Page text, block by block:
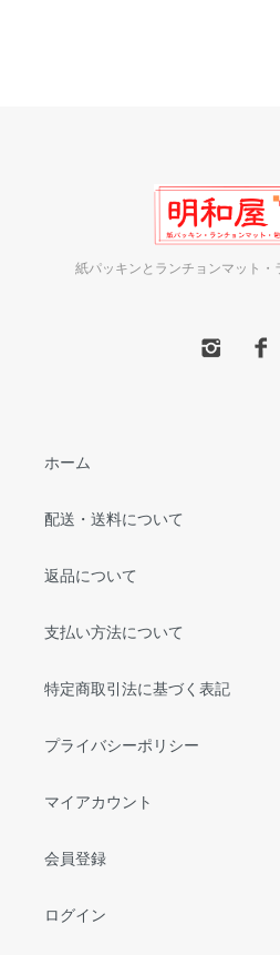
紙パッキンとランチョンマット
ホーム
配送・送料について
返品について
支払い方法について
特定商取引法に基づく表記
プライバシーポリシー
マイアカウント
会員登録
ログイン